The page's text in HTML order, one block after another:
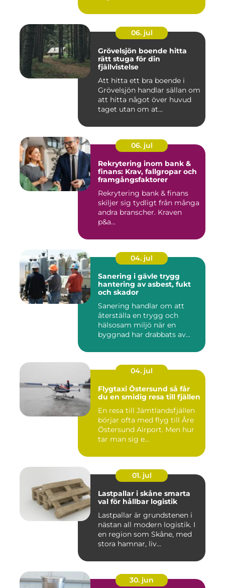
06. jul
Grövelsjön boende hitta
rätt stuga för din
fjällvistelse
Att hitta ett bra boende i
Grövelsjön handlar sällan om
att hitta något över huvud
taget utan om at...
06. jul
Rekrytering inom bank &
finans: Krav, fallgropar och
framgångsfaktorer
Rekrytering bank & finans
skiljer sig tydligt från många
andra branscher. Kraven
p&a...
04. jul
Sanering i gävle trygg
hantering av asbest, fukt
och skador
Sanering handlar om att
återställa en trygg och
hälsosam miljö när en
byggnad har drabbats av
04. jul
Flygtaxi Östersund så får
du en smidig resa till fjällen
En resa till Jämtlandsfjällen
börjar ofta med flyg till Åre
Östersund Airport. Men hur
tar man sig e...
01. jul
Lastpallar i skåne smarta
val för hållbar logistik
Lastpallar är grundstenen i
nästan all modern logistik. I
en region som Skåne, med
stora hamnar, liv...
30. jun